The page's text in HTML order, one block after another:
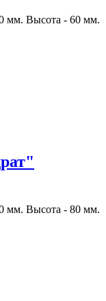
мм. Высота - 60 мм.
мм. Высота - 80 мм.